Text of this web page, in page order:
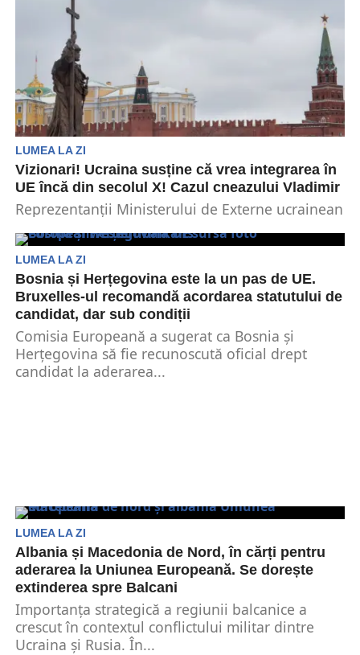
LUMEA LA ZI
Vizionari! Ucraina susține că vrea integrarea în
UE încă din secolul X! Cazul cneazului Vladimir
Reprezentanții Ministerului de Externe ucrainean
Vladimir din Kiev (cneazul...
LUMEA LA ZI
Bosnia și Herțegovina este la un pas de UE.
Bruxelles-ul recomandă acordarea statutului de
candidat, dar sub condiții
Comisia Europeană a sugerat ca Bosnia și
Herțegovina să fie recunoscută oficial drept
candidat la aderarea...
LUMEA LA ZI
Albania și Macedonia de Nord, în cărți pentru
aderarea la Uniunea Europeană. Se dorește
extinderea spre Balcani
Importanţa strategică a regiunii balcanice a
crescut în contextul conflictului militar dintre
Ucraina și Rusia. În...